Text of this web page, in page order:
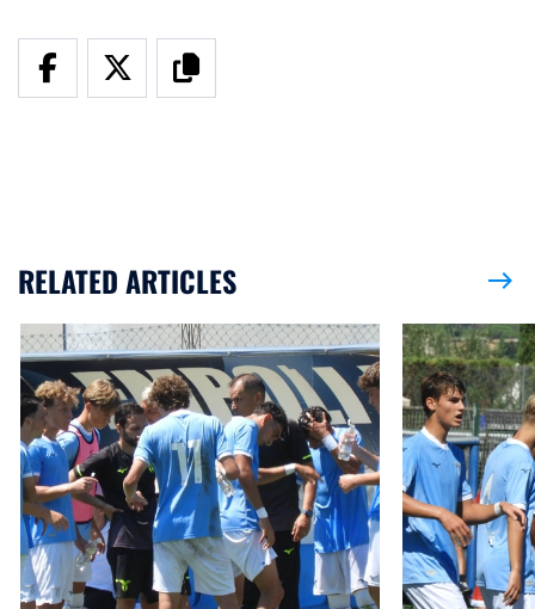
RELATED ARTICLES east